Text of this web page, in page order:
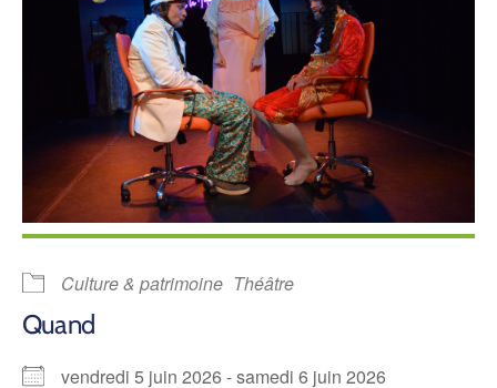
Culture & patrimoine Théâtre
Quand
vendredi 5 juin 2026 - samedi 6 juin 2026